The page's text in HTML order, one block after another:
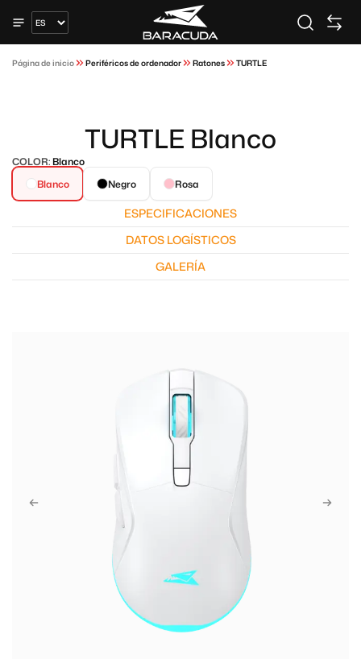
Página de inicio Periféricos de ordenador Ratones TURTLE
TURTLE Blanco
COLOR:Blanco
Blanco
Negro Rosa
ESPECIFICACIONES
DATOS LOGÍSTICOS
GALERÍA